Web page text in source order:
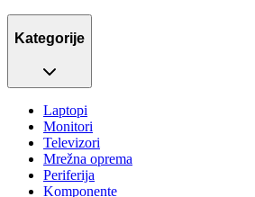
Kategorije
Laptopi
Monitori
Televizori
Mrežna oprema
Periferija
Komponente